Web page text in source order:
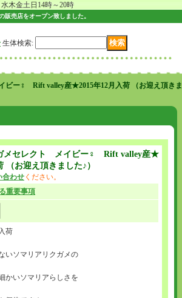
土日14時～20時
売店をオープン致しました。
生体検索:
ビー♀ Rift valley産★2015年12月入荷 （お迎え頂きま
メセレクト メイビー♀ Rift valley産★
（お迎え頂きました♪）
合わせ ください。
重要事項
荷
いソマリアリクガメの
かいソマリアらしさを